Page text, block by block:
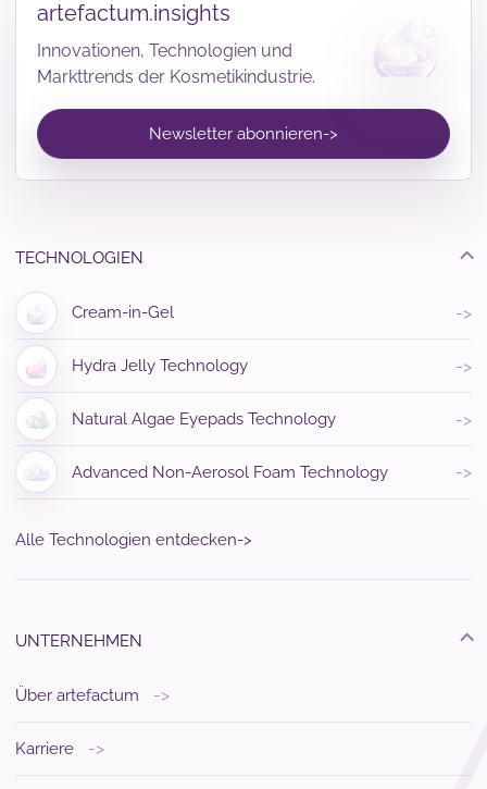
artefactum.insights
Innovationen, Technologien und
Markttrends der Kosmetikindustrie.
Newsletter abonnieren->
TECHNOLOGIEN
Cream-in-Gel ->
Hydra Jelly Technology ->
Natural Algae Eyepads Technology ->
Advanced Non-Aerosol Foam Technology ->
Alle Technologien entdecken->
UNTERNEHMEN
Über artefactum ->
Karriere ->